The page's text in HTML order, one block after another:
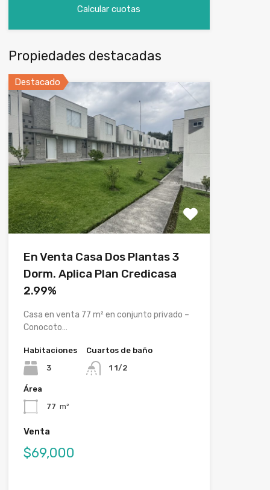
Propiedades destacadas
Destacado
En Venta Casa Dos Plantas 3
Dorm. Aplica Plan Credicasa
2.99%
Casa en venta 77 m² en conjunto privado –
Conocoto…
Habitaciones
3
Cuartos de baño
1 1/2
Área
77 m²
Venta
$69,000